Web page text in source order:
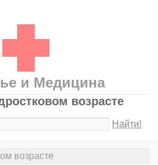
и Медицина
возрасте
Найти!
возрасте